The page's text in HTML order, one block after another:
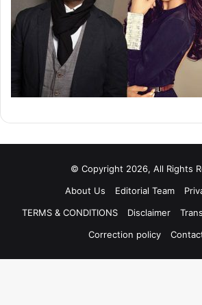
© Copyright 2026, All Rights
About Us
Editorial Team
TERMS & CONDITIONS
Disclaimer
Correction policy